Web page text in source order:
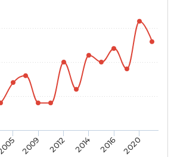
2009 2012 2014 2016 2020